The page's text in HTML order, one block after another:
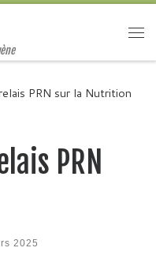
PRN sur la Nutrition
PRN
2025